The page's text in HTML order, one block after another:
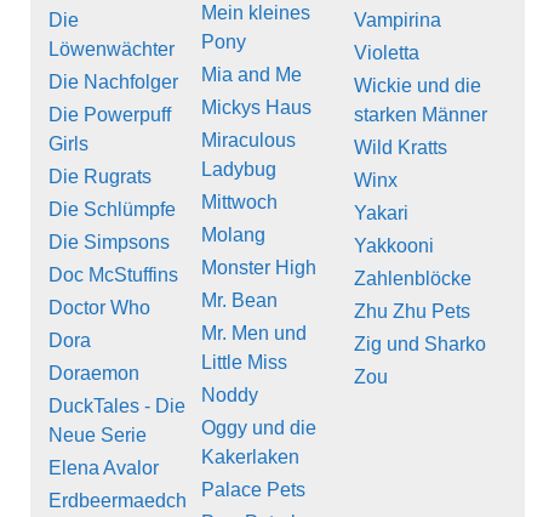
Die
Löwenwächter
Die Nachfolger
Die Powerpuff
Girls
Die Rugrats
Die Schlümpfe
Die Simpsons
Doc McStuffins
Doctor Who
Dora
Doraemon
DuckTales - Die
Neue Serie
Elena Avalor
Erdbeermaedch
Mein kleines
Pony
Mia and Me
Mickys Haus
Miraculous
Ladybug
Mittwoch
Molang
Monster High
Mr. Bean
Mr. Men und
Little Miss
Noddy
Oggy und die
Kakerlaken
Palace Pets
Vampirina
Violetta
Wickie und die
starken Männer
Wild Kratts
Winx
Yakari
Yakkooni
Zahlenblöcke
Zhu Zhu Pets
Zig und Sharko
Zou